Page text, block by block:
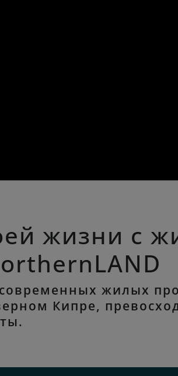
жизни с
жилых
Кипре,